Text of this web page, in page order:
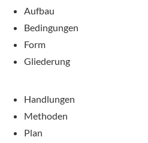
Aufbau
Bedingungen
Form
Gliederung
Handlungen
Methoden
Plan